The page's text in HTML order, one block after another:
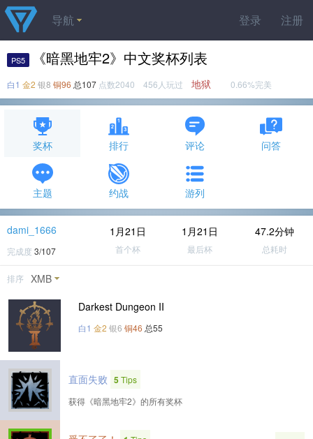
登录 注册
导航
PS5 《暗黑地牢2》中文奖杯列表
白1 金2 银8 铜96 总107 点数2040 456人玩过 地狱 0.66%完美
奖杯 排行 评论 问答
主题 约战 游列
dami_1666
完成度 3/107
1月21日
首个杯
1月21日
最后杯
47.2分钟
总耗时
排序 XMB
Darkest Dungeon II
白1 金2 银6 铜46 总55
直面失败 5Tips
获得《暗黑地牢2》的所有奖杯